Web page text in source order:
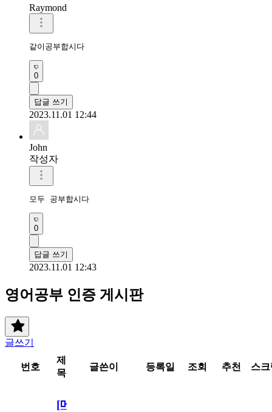
Raymond
같이공부합시다
0
답글 쓰기
2023.11.01 12:44
John
작성자
모두 공부합시다
0
답글 쓰기
2023.11.01 12:43
영어공부 인증 게시판
글쓰기
번호
제
목
글쓴이 등록일 조회 추천 스
[메